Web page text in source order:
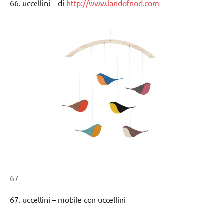
66. uccellini – di http://www.landofnod.com
67
67. uccellini – mobile con uccellini